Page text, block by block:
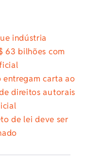
indústria
63 bilhões com
carta ao
direitos autorais
de lei deve ser